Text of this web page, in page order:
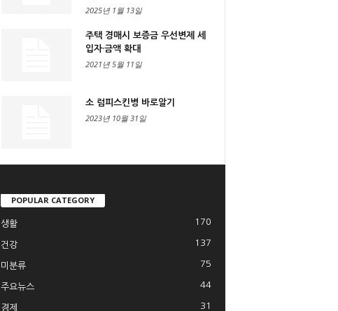
2025년 1월 13일
주택 경매시 보증금 우선변제 세
입자·금액 확대
2021년 5월 11일
소 럼피스킨병 바로알기
2023년 10월 31일
POPULAR CATEGORY
생활 170
건강 137
미분류 75
주요뉴스 44
경제 31